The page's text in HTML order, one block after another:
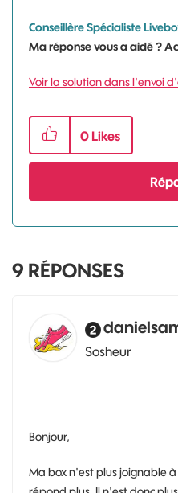
Conseillère Spécialiste
Ma réponse vous a aidé ?
Voir la solution dans l'envoi
0 Likes
9 RÉPONSES
Sosheur
Bonjour,
Ma box n'est plus joignable à